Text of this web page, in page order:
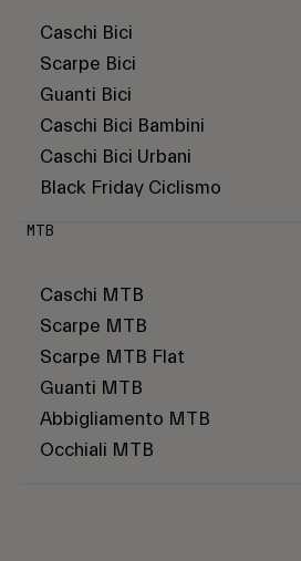
Caschi Bici
Scarpe Bici
Guanti Bici
Caschi Bici Bambini
Caschi Bici Urbani
Black Friday Ciclismo
MTB
Caschi MTB
Scarpe MTB
Scarpe MTB Flat
Guanti MTB
Abbigliamento MTB
Occhiali MTB